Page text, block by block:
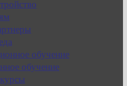
обучение
обучение